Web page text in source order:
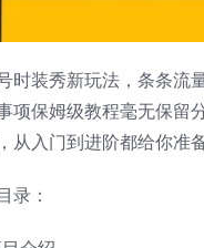
时装秀新玩法，条条流
项保姆级教程毫无保留
从入门到进阶都给你准
录：